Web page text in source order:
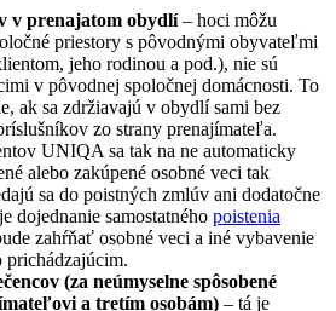
v prenajatom obydlí– hoci môžu
priestory s pôvodnými obyvateľmi
jeho rodinou a pod.), nie sú
v pôvodnej spoločnej domácnosti. To
ak sa zdržiavajú v obydlí sami bez
zo strany prenajímateľa.
UNIQA sa tak na ne automaticky
alebo zakúpené osobné veci tak
sa do poistných zmlúv ani dodatočne
dojednanie samostatného poistenia
zahŕňať osobné veci a iné vybavenie
prichádzajúcim.
(za neúmyselne spôsobené
a tretím osobám) – tá je